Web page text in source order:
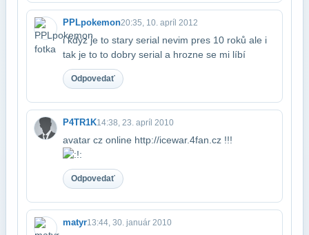
PPLpokemon20:35, 10. apríl 2012
i kdyz je to stary serial nevim pres 10 roků ale i
tak je to to dobry serial a ​hrozne se mi líbí
Odpovedať
P4TR1K14:38, 23. apríl 2010
avatar cz online http://icewar.4fan.cz !!!
Odpovedať
matyr13:44, 30. január 2010